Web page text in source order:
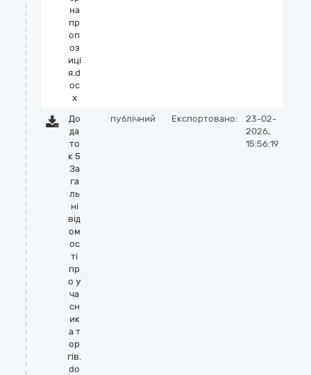
на
пр
оп
оз
иці
я.d
oc
x
До
да
то
к 5
За
га
ль
ні
від
ом
ос
ті
пр
о у
ча
сн
ик
а т
ор
гів.
do
публічний Експортовано:
23-02-
2026,
15:56:19